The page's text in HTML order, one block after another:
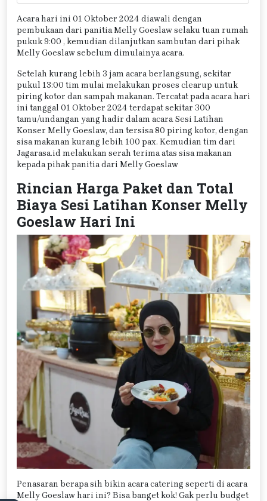
Acara hari ini 01 Oktober 2024 diawali dengan
pembukaan dari panitia Melly Goeslaw selaku tuan rumah
pukuk 9:00 , kemudian dilanjutkan sambutan dari pihak
Melly Goeslaw sebelum dimulainya acara.
Setelah kurang lebih 3 jam acara berlangsung, sekitar
pukul 13:00 tim mulai melakukan proses clearup untuk
piring kotor dan sampah makanan. Tercatat pada acara hari
ini tanggal 01 Oktober 2024 terdapat sekitar 300
tamu/undangan yang hadir dalam acara Sesi Latihan
Konser Melly Goeslaw, dan tersisa 80 piring kotor, dengan
sisa makanan kurang lebih 100 pax. Kemudian tim dari
Jagarasa.id melakukan serah terima atas sisa makanan
kepada pihak panitia dari Melly Goeslaw
Rincian Harga Paket dan Total
Biaya Sesi Latihan Konser Melly
Goeslaw Hari Ini
Penasaran berapa sih bikin acara catering seperti di acara
Melly Goeslaw hari ini? Bisa banget kok! Gak perlu budget